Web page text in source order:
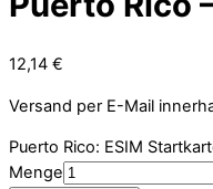
12,14 €
Versand per E-Mail
Puerto Rico: ESIM
Menge